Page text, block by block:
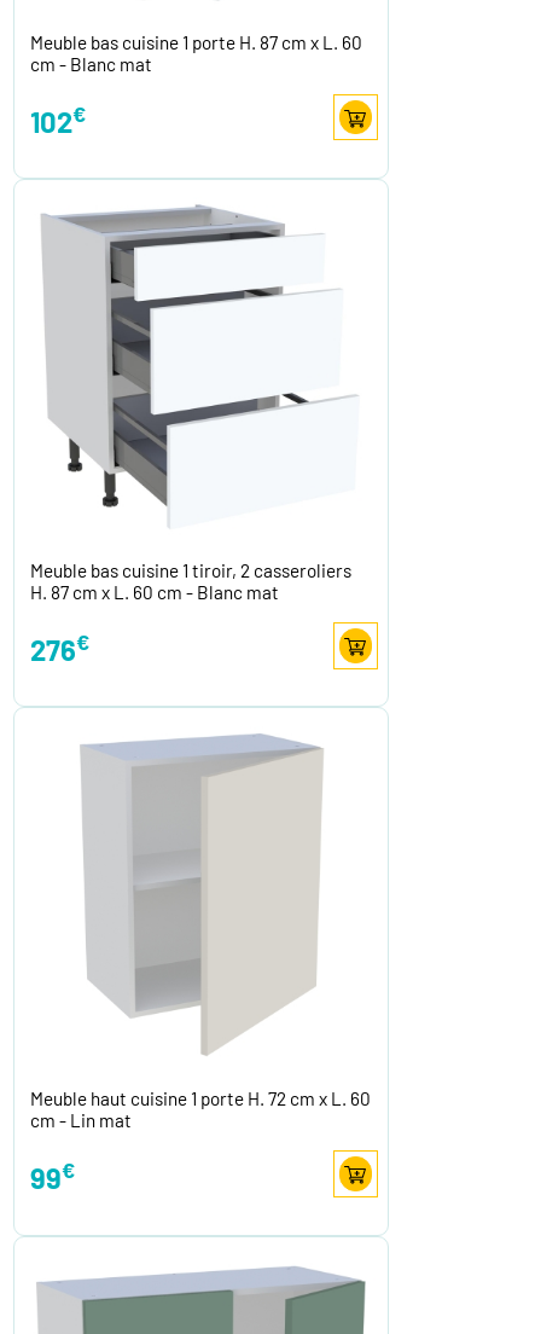
Meuble bas cuisine 1 porte H. 87 cm x L. 60
cm - Blanc mat
102€
Meuble bas cuisine 1 tiroir, 2 casseroliers
H. 87 cm x L. 60 cm - Blanc mat
276€
Meuble haut cuisine 1 porte H. 72 cm x L. 60
cm - Lin mat
99€